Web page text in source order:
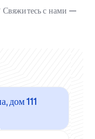
Свяжитесь с нами —
дом 111